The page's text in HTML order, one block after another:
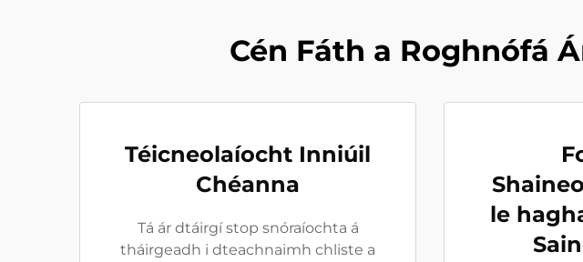
Cén Fáth a Roghnófá
Téicneolaíocht Inniúil
Chéanna
Tá ár dtáirgí stop snóraíochta á
tháirgeadh i dteachnaimh chliste a
le